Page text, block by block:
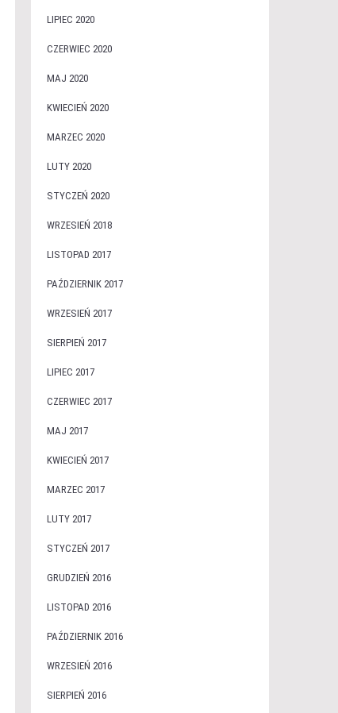
LIPIEC 2020
CZERWIEC 2020
MAJ 2020
KWIECIEŃ 2020
MARZEC 2020
LUTY 2020
STYCZEŃ 2020
WRZESIEŃ 2018
LISTOPAD 2017
PAŹDZIERNIK 2017
WRZESIEŃ 2017
SIERPIEŃ 2017
LIPIEC 2017
CZERWIEC 2017
MAJ 2017
KWIECIEŃ 2017
MARZEC 2017
LUTY 2017
STYCZEŃ 2017
GRUDZIEŃ 2016
LISTOPAD 2016
PAŹDZIERNIK 2016
WRZESIEŃ 2016
SIERPIEŃ 2016